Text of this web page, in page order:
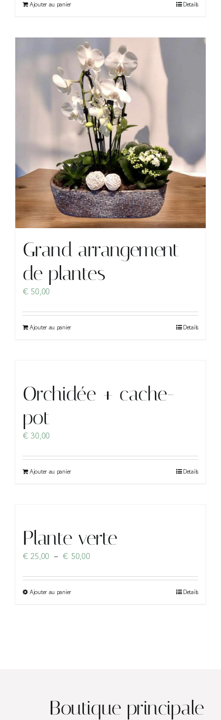
Ajouter au panier Details
Grand arrangement
de plantes
€ 50,00
Ajouter au panier Details
Orchidée + cache-
pot
€ 30,00
Ajouter au panier Details
Plante verte
€ 25,00 – € 50,00Plage
prix :
Ajouter au panierCe
choisies
sur
Details
Boutique principale